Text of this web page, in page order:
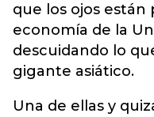
que los ojos están
economía de la
descuidando lo
gigante asiático.
Una de ellas y